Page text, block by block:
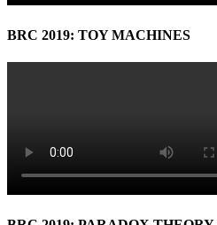
BRC 2019: TOY MACHINES